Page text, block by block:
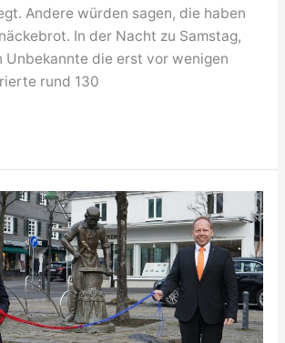
Andere würden sagen, die haben
In der Nacht zu Samstag,
Unbekannte die erst vor wenigen
rund 130